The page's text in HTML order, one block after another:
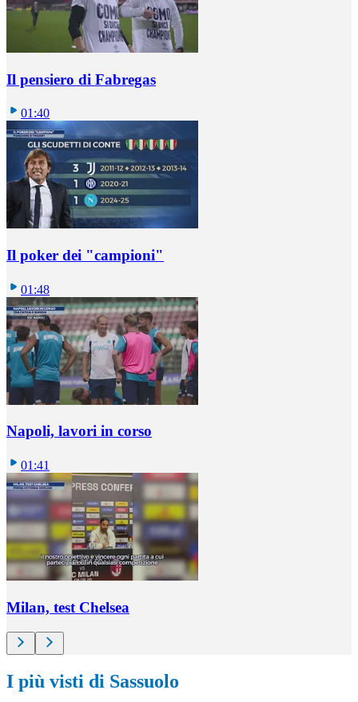
Il pensiero di Fabregas
01:40
Il poker dei "campioni"
01:48
Napoli, lavori in corso
01:41
Milan, test Chelsea
I più visti di Sassuolo